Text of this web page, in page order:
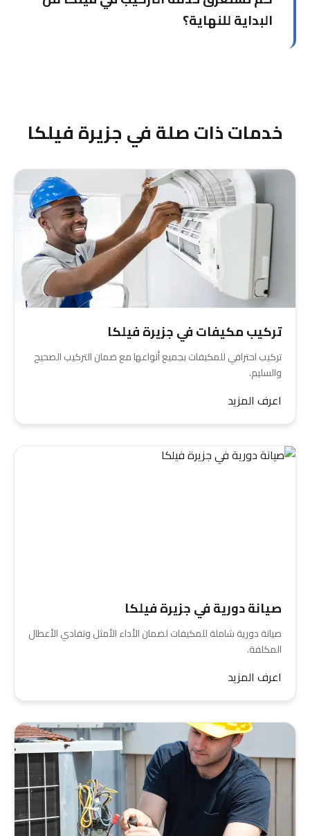
البداية للنهاية؟
خدمات ذات صلة في جزيرة فيلكا
تركيب مكيفات في جزيرة فيلكا
تركيب احترافي للمكيفات بجميع أنواعها مع ضمان التركيب الصحيح
والسليم.
اعرف المزيد
صيانة دورية في جزيرة فيلكا
صيانة دورية شاملة للمكيفات لضمان الأداء الأمثل وتفادي الأعطال
المكلفة.
اعرف المزيد